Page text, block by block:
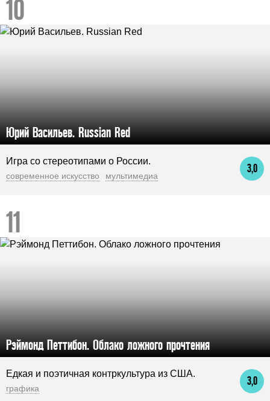
Юрий Васильев. Russian Red
3,0
Игра со стереотипами о России.
современное искусство мультимедиа
Рэймонд Петтибон. Облако ложного прочтения
3,0
Едкая и поэтичная контркультура из США.
графика